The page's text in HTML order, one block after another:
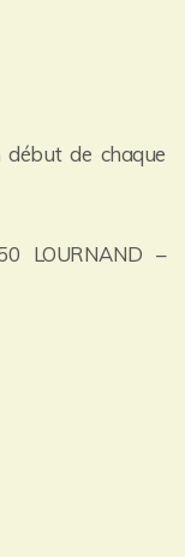
début de chaque
LOURNAND –